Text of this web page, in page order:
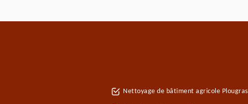
Nettoyage de bâtiment agricole Plougras